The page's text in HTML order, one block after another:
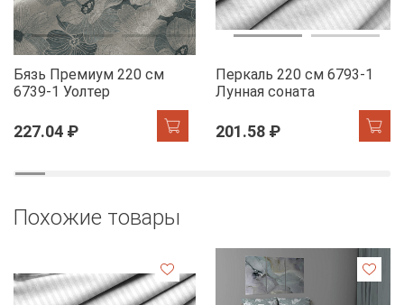
Бязь Премиум 220 см
6739-1 Уолтер
227.04 ₽
Перкаль 220 см 6793-1
Лунная соната
201.58 ₽
Похожие товары